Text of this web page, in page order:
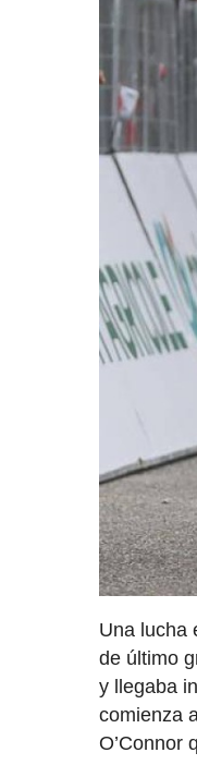
Una lucha
de último
y llegaba
comienza
O’Connor